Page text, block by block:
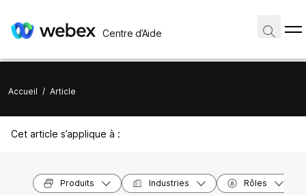
Centre d’Aide
Accueil / Article
Cet article s’applique à :
Produits Industries Rôles